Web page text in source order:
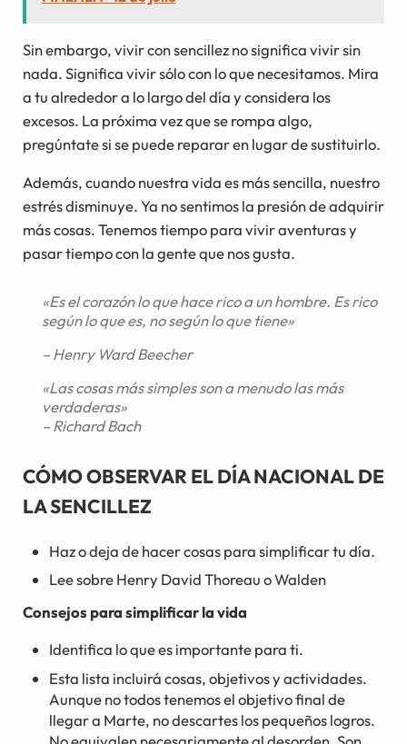
Sin embargo, vivir con sencillez no significa vivir sin
nada. Significa vivir sólo con lo que necesitamos. Mira
a tu alrededor a lo largo del día y considera los
excesos. La próxima vez que se rompa algo,
pregúntate si se puede reparar en lugar de sustituirlo.
Además, cuando nuestra vida es más sencilla, nuestro
estrés disminuye. Ya no sentimos la presión de adquirir
más cosas. Tenemos tiempo para vivir aventuras y
pasar tiempo con la gente que nos gusta.
«Es el corazón lo que hace rico a un hombre. Es rico
según lo que es, no según lo que tiene»
– Henry Ward Beecher
«Las cosas más simples son a menudo las más
verdaderas»
– Richard Bach
CÓMO OBSERVAR EL DÍA NACIONAL DE
LA SENCILLEZ
Haz o deja de hacer cosas para simplificar tu día.
Lee sobre Henry David Thoreau o Walden
Consejos para simplificar la vida
Identifica lo que es importante para ti.
Esta lista incluirá cosas, objetivos y actividades.
Aunque no todos tenemos el objetivo final de
llegar a Marte, no descartes los pequeños logros.